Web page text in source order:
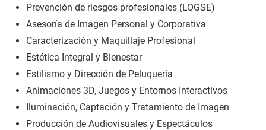
Prevención de riesgos profesionales (LOGSE)
Asesoría de Imagen Personal y Corporativa
Caracterización y Maquillaje Profesional
Estética Integral y Bienestar
Estilismo y Dirección de Peluquería
Animaciones 3D, Juegos y Entornos Interactivos
Iluminación, Captación y Tratamiento de Imagen
Producción de Audiovisuales y Espectáculos